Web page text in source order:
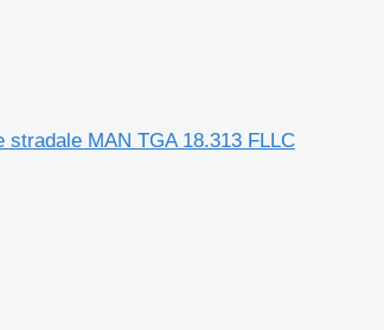
MAN TGA 18.313 FLLC